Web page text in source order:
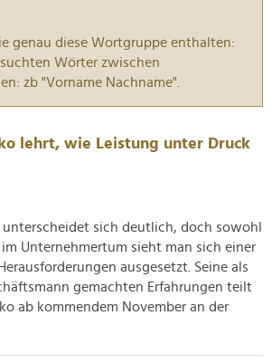
genau diese Wortgruppe enthalten:
Wörter zwischen
zb "Vorname Nachname".
lehrt, wie Leistung unter Druck
sich deutlich, doch sowohl
Unternehmertum sieht man sich einer
ausgesetzt. Seine als
gemachten Erfahrungen teilt
ab kommendem November an der